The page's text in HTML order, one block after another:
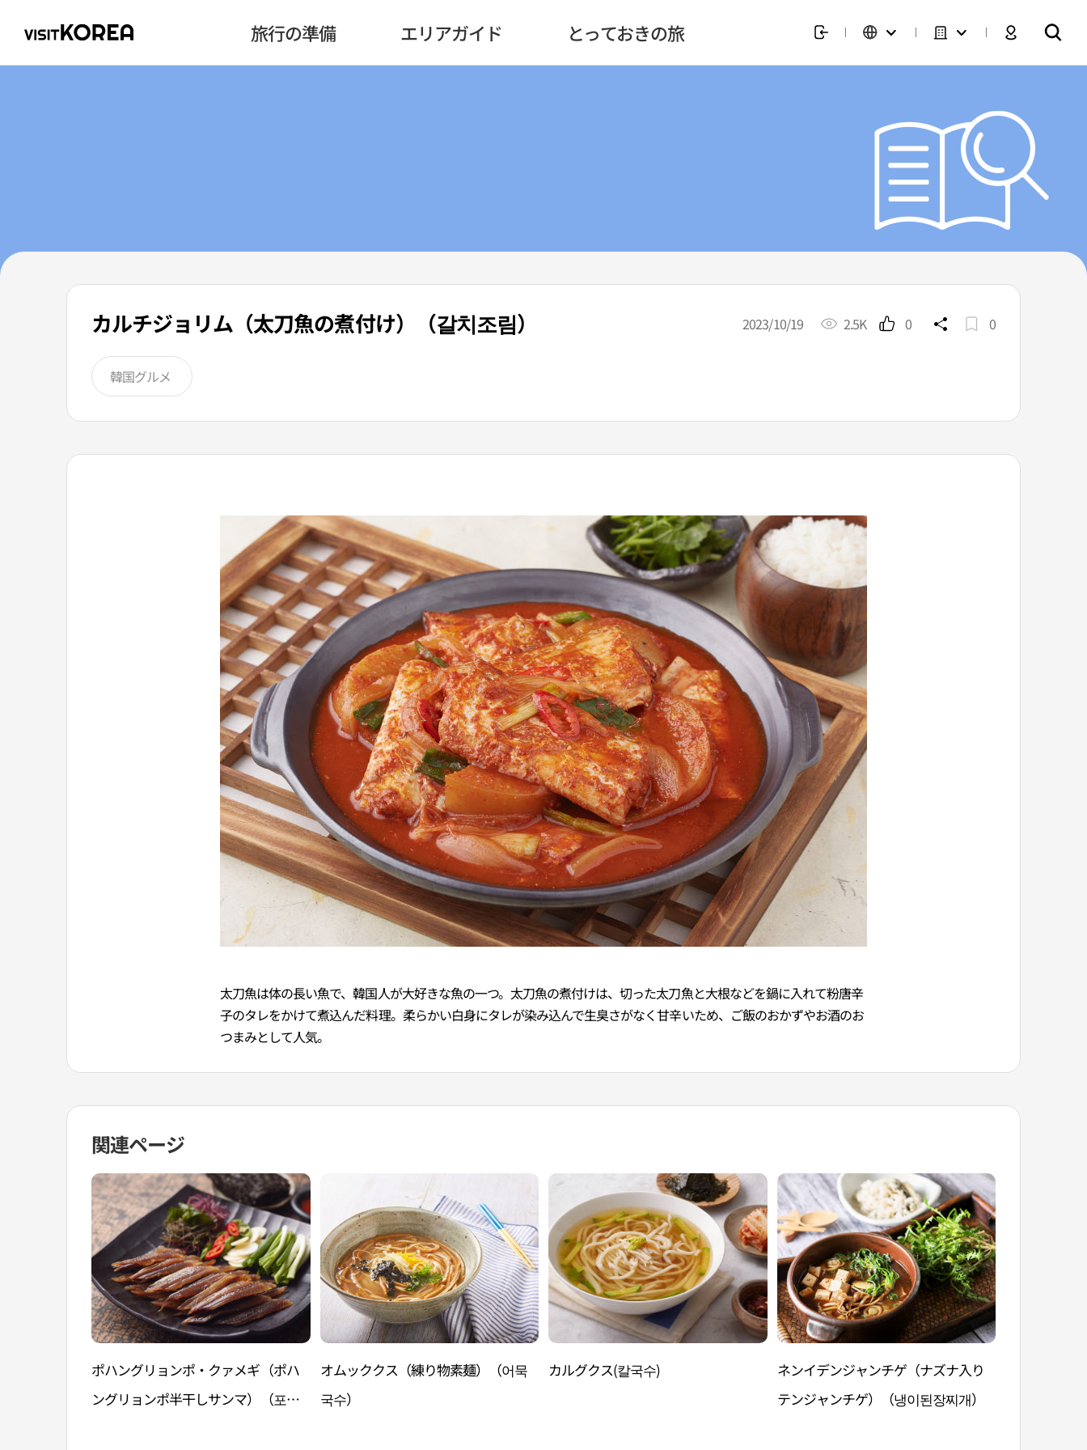
旅行の準備 エリアガイド とっておきの旅
カルチジョリム（太刀魚の煮付け）（갈치조림） 2023/10/19 2.5K 0 0
韓国グルメ
太刀魚は体の長い魚で、韓国人が大好きな魚の一つ。太刀魚の煮付けは、切った太刀魚と大根などを鍋に入れて粉唐辛
子のタレをかけて煮込んだ料理。柔らかい白身にタレが染み込んで生臭さがなく甘辛いため、ご飯のおかずやお酒のお
つまみとして人気。
関連ページ
ポハングリョンポ・クァメギ（ポハ
ングリョンポ半干しサンマ）（포항
オムッククス（練り物素麺）（어묵
국수）
カルグクス(칼국수)
ネンイデンジャンチゲ（ナズナ入り
テンジャンチゲ）（냉이된장찌개）